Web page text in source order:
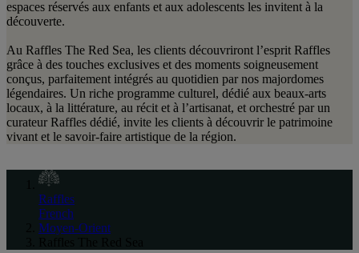
espaces réservés aux enfants et aux adolescents les invitent à la
découverte.
Au Raffles The Red Sea, les clients découvriront l’esprit Raffles
grâce à des touches exclusives et des moments soigneusement
conçus, parfaitement intégrés au quotidien par nos majordomes
légendaires. Un riche programme culturel, dédié aux beaux-arts
locaux, à la littérature, au récit et à l’artisanat, et orchestré par un
curateur Raffles dédié, invite les clients à découvrir le patrimoine
vivant et le savoir-faire artistique de la région.
Raffles
French
Moyen-Orient